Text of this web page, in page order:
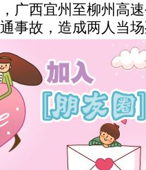
西宜州至柳州高速
事故，造成两人当